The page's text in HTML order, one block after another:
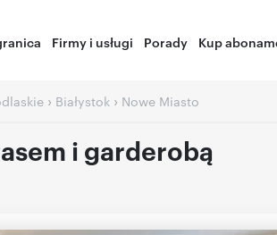
Firmy i usługi Porady Kup
› Białystok › Nowe Miasto
i garderobą